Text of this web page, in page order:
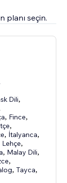
planı seçin.
Dili,
, Fince,
,
, İtalyanca,
Lehçe,
, Malay Dili,
,
,Tayca,